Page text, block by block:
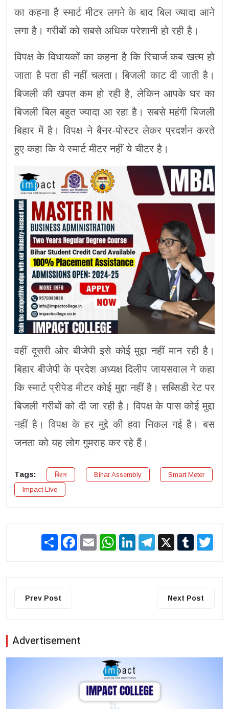
का कहना है स्मार्ट मीटर लगने के बाद बिल ज्यादा आने
लगा है। गरीबों को सबसे अधिक परेशानी हो रही है।
विपक्ष के विधायकों का कहना है कि रिचार्ज कब खत्म हो
जाता है पता ही नहीं चलता। बिजली काट दी जाती है।
बिजली की खपत कम हो रही है, लेकिन आपके घर का
बिजली बिल बहुत ज्यादा आ रहा है। सबसे महंगी बिजली
बिहार में है। विपक्ष ने बैनर-पोस्टर लेकर प्रदर्शन करते
हुए कहा कि ये स्मार्ट मीटर नहीं ये चीटर है।
वहीं दूसरी ओर बीजेपी इसे कोई मुद्दा नहीं मान रही है।
बिहार बीजेपी के प्रदेश अध्यक्ष दिलीप जायसवाल ने कहा
कि स्मार्ट प्रीपेड मीटर कोई मुद्दा नहीं है। सब्सिडी रेट पर
बिजली गरीबों को दी जा रही है। विपक्ष के पास कोई मुद्दा
नहीं है। विपक्ष के हर मुद्दे की हवा निकल गई है। बस
जनता को यह लोग गुमराह कर रहे हैं।
Tags: बिहार Bihar Assembly
Smart Meter
Impact Live
Share Facebook
Email WhatsAppLinkedInTelegram
X Tumblr
Prev Post Next Post
Advertisement